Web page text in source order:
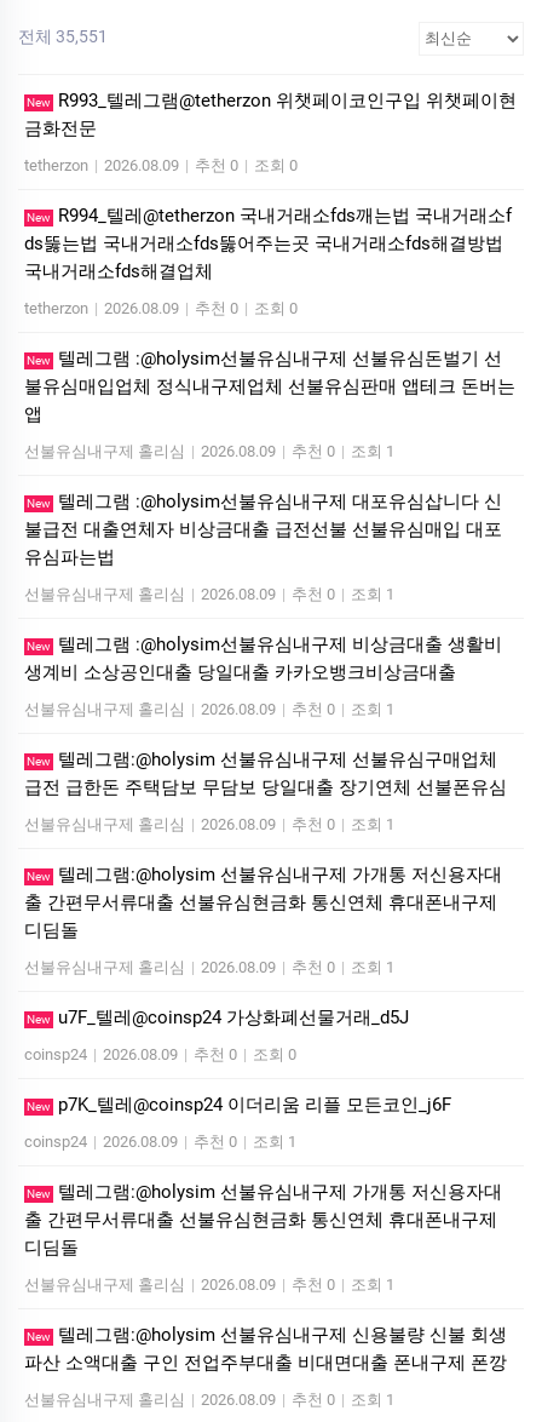
전체 35,551
New
R993_텔레그램@tetherzon 위챗페이코인구입 위챗페이현
금화전문
tetherzon | 2026.08.09 | 추천 0 | 조회 0
New
R994_텔레@tetherzon 국내거래소fds깨는법 국내거래소f
ds뚫는법 국내거래소fds뚫어주는곳 국내거래소fds해결방법
국내거래소fds해결업체
tetherzon | 2026.08.09 | 추천 0 | 조회 0
New
텔레그램 :@holysim선불유심내구제 선불유심돈벌기 선
불유심매입업체 정식내구제업체 선불유심판매 앱테크 돈버는
앱
선불유심내구제 홀리심 | 2026.08.09 | 추천 0 | 조회 1
New
텔레그램 :@holysim선불유심내구제 대포유심삽니다 신
불급전 대출연체자 비상금대출 급전선불 선불유심매입 대포
유심파는법
선불유심내구제 홀리심 | 2026.08.09 | 추천 0 | 조회 1
New
텔레그램 :@holysim선불유심내구제 비상금대출 생활비
생계비 소상공인대출 당일대출 카카오뱅크비상금대출
선불유심내구제 홀리심 | 2026.08.09 | 추천 0 | 조회 1
New
텔레그램:@holysim 선불유심내구제 선불유심구매업체
급전 급한돈 주택담보 무담보 당일대출 장기연체 선불폰유심
선불유심내구제 홀리심 | 2026.08.09 | 추천 0 | 조회 1
New
텔레그램:@holysim 선불유심내구제 가개통 저신용자대
출 간편무서류대출 선불유심현금화 통신연체 휴대폰내구제
디딤돌
선불유심내구제 홀리심 | 2026.08.09 | 추천 0 | 조회 1
New u7F_텔레@coinsp24 가상화폐선물거래_d5J
coinsp24 | 2026.08.09 | 추천 0 | 조회 0
New p7K_텔레@coinsp24 이더리움 리플 모든코인_j6F
coinsp24 | 2026.08.09 | 추천 0 | 조회 1
New
텔레그램:@holysim 선불유심내구제 가개통 저신용자대
출 간편무서류대출 선불유심현금화 통신연체 휴대폰내구제
디딤돌
선불유심내구제 홀리심 | 2026.08.09 | 추천 0 | 조회 1
New
텔레그램:@holysim 선불유심내구제 신용불량 신불 회생
파산 소액대출 구인 전업주부대출 비대면대출 폰내구제 폰깡
선불유심내구제 홀리심 | 2026.08.09 | 추천 0 | 조회 1